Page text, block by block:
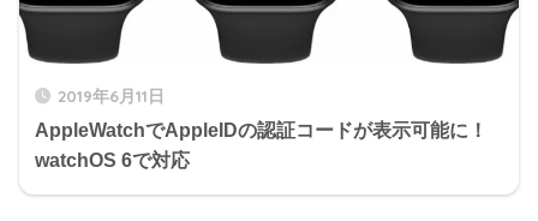
2019年6月11日
AppleWatchでAppleIDの認証コードが表示可能に！
watchOS 6で対応